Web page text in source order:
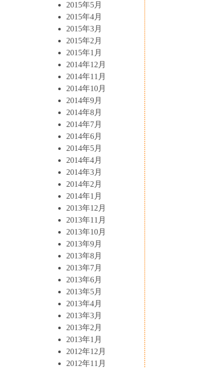
2015年5月
2015年4月
2015年3月
2015年2月
2015年1月
2014年12月
2014年11月
2014年10月
2014年9月
2014年8月
2014年7月
2014年6月
2014年5月
2014年4月
2014年3月
2014年2月
2014年1月
2013年12月
2013年11月
2013年10月
2013年9月
2013年8月
2013年7月
2013年6月
2013年5月
2013年4月
2013年3月
2013年2月
2013年1月
2012年12月
2012年11月